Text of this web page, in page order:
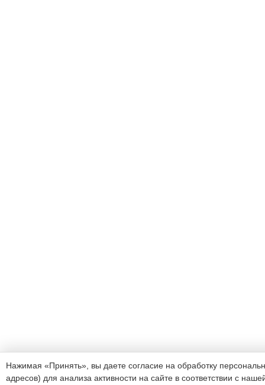
Нажимая «Принять», вы даете согласие на обработку
адресов) для анализа активности на сайте в соответствии с